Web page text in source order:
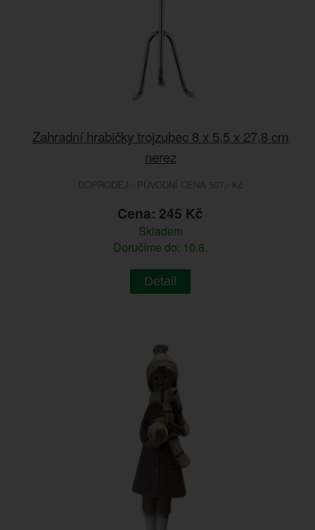
Zahradní hrabičky trojzubec 8 x 5,5 x 27,8 cm
nerez
DOPRODEJ - PŮVODNÍ CENA 507.- Kč
Cena: 245 Kč
Skladem
Doručíme do: 10.8.
Detail